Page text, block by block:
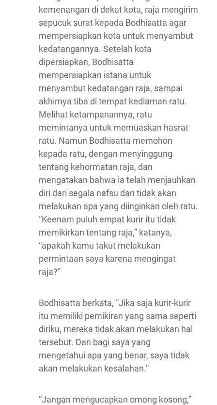
kemenangan di dekat kota, raja mengirim
sepucuk surat kepada Bodhisatta agar
mempersiapkan kota untuk menyambut
kedatangannya. Setelah kota
dipersiapkan, Bodhisatta
mempersiapkan istana untuk
menyambut kedatangan raja, sampai
akhirnya tiba di tempat kediaman ratu.
Melihat ketampanannya, ratu
memintanya untuk memuaskan hasrat
ratu. Namun Bodhisatta memohon
kepada ratu, dengan menyinggung
tentang kehormatan raja, dan
mengatakan bahwa ia telah menjauhkan
diri dari segala nafsu dan tidak akan
melakukan apa yang diinginkan oleh ratu.
“Keenam puluh empat kurir itu tidak
memikirkan tentang raja,” katanya,
“apakah kamu takut melakukan
permintaan saya karena mengingat
raja?”
Bodhisatta berkata, “Jika saja kurir-kurir
itu memiliki pemikiran yang sama seperti
diriku, mereka tidak akan melakukan hal
tersebut. Dan bagi saya yang
mengetahui apa yang benar, saya tidak
akan melakukan kesalahan.”
“Jangan mengucapkan omong kosong,”